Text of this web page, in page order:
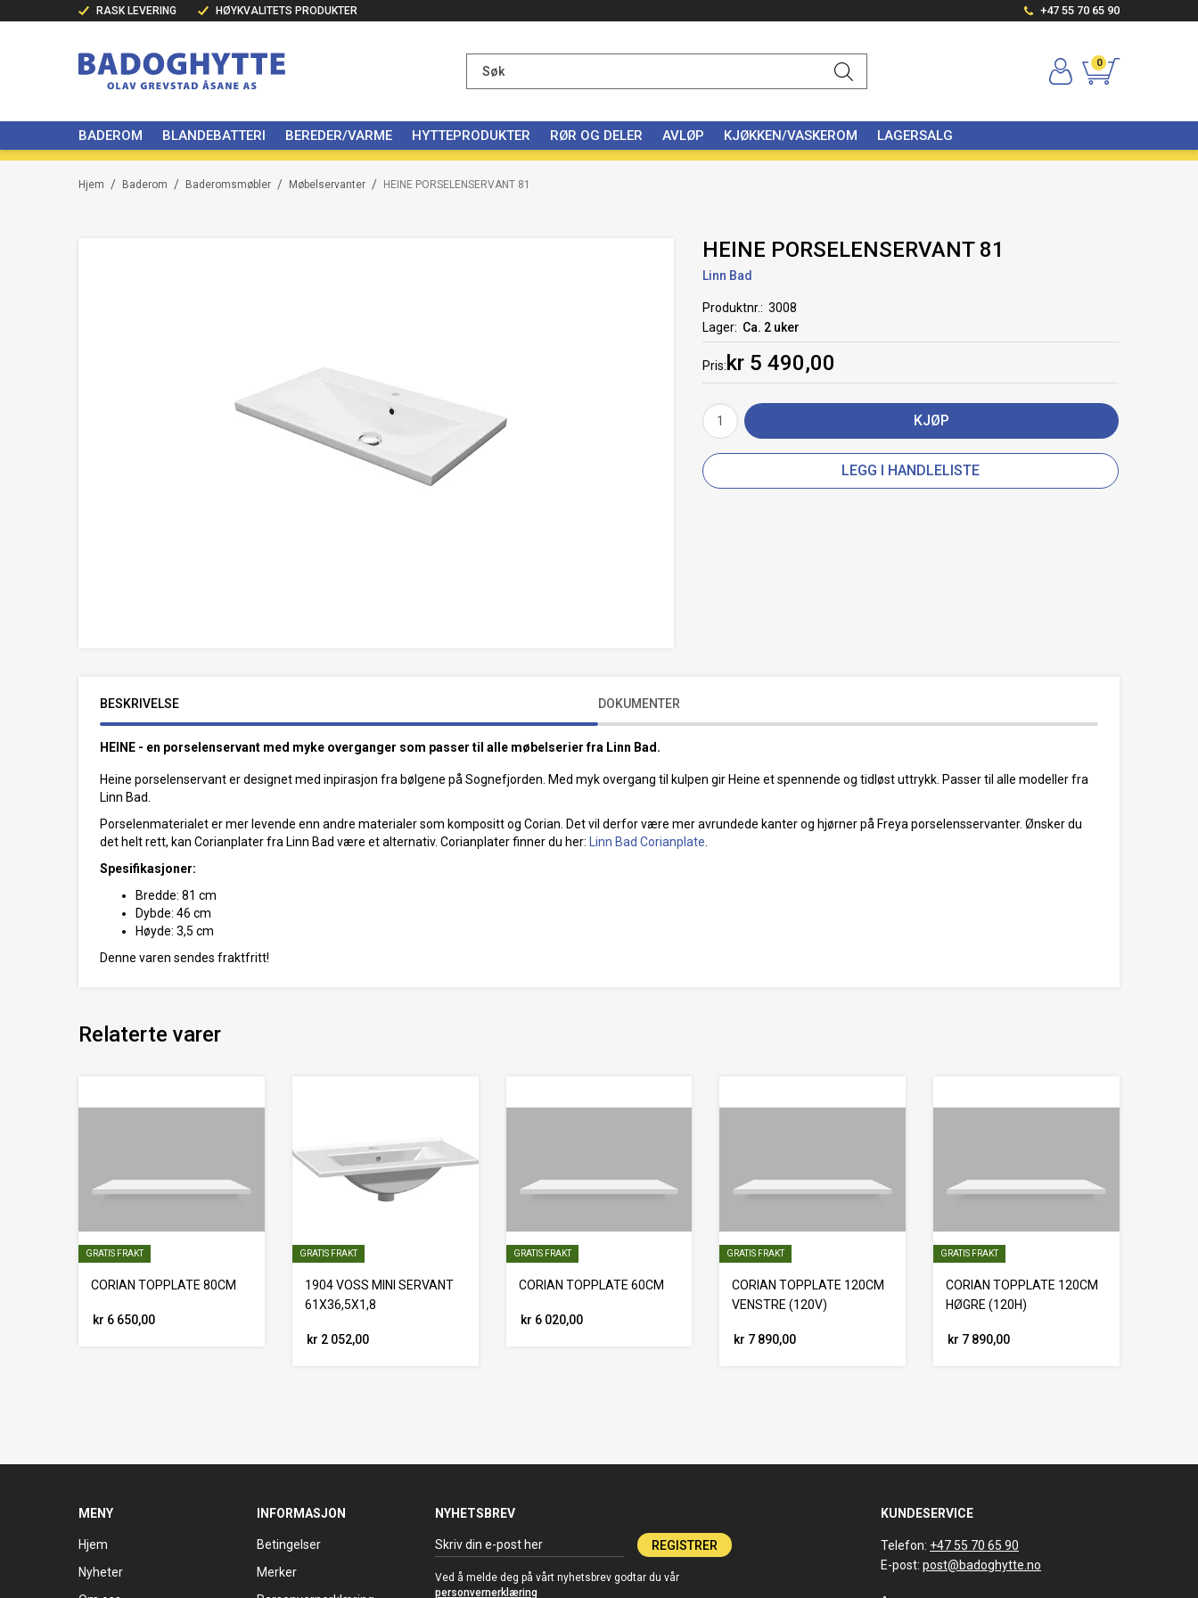
RASK LEVERING HØYKVALITETS PRODUKTER +47 55 70 65 90
0
BADEROM BLANDEBATTERI BEREDER/VARME HYTTEPRODUKTER RØR OG DELER AVLØP KJØKKEN/VASKEROM LAGERSALG
/
Hjem /
Baderom /
Baderomsmøbler /
Møbelservanter HEINE PORSELENSERVANT 81
HEINE PORSELENSERVANT 81
Linn Bad
Produktnr.
3008
Lager
Ca. 2 uker
Pris kr 5 490,00
KJØP
LEGG I HANDLELISTE
BESKRIVELSE DOKUMENTER
HEINE - en porselenservant med myke overganger som passer til alle møbelserier fra Linn Bad.
Heine porselenservant er designet med inpirasjon fra bølgene på Sognefjorden. Med myk overgang til kulpen gir Heine et spennende og tidløst uttrykk. Passer til alle modeller fra
Linn Bad.
Porselenmaterialet er mer levende enn andre materialer som kompositt og Corian. Det vil derfor være mer avrundede kanter og hjørner på Freya porselensservanter. Ønsker du
det helt rett, kan Corianplater fra Linn Bad være et alternativ. Corianplater finner du her:
Linn Bad Corianplate
Spesifikasjoner:
Bredde: 81 cm
Dybde: 46 cm
Høyde: 3,5 cm
Denne varen sendes fraktfritt!
Relaterte varer
GRATIS FRAKT
CORIAN TOPPLATE 80CM
kr 6 650,00
GRATIS FRAKT
1904 VOSS MINI SERVANT
61X36,5X1,8
kr 2 052,00
GRATIS FRAKT
CORIAN TOPPLATE 60CM
kr 6 020,00
GRATIS FRAKT
CORIAN TOPPLATE 120CM
VENSTRE (120V)
kr 7 890,00
GRATIS FRAKT
CORIAN TOPPLATE 120CM
HØGRE (120H)
kr 7 890,00
MENY
Hjem
Nyheter
INFORMASJON
Betingelser
Merker
NYHETSBREV
REGISTRER
Ved å melde deg på vårt nyhetsbrev godtar du vår
personvernerklæring
KUNDESERVICE
Telefon: +47 55 70 65 90
E-post: post@badoghytte.no